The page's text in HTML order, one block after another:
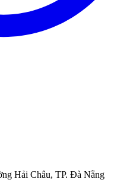
Hải Châu, TP. Đà Nẵng